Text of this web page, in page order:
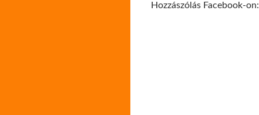
Hozzászólás Facebook-on: